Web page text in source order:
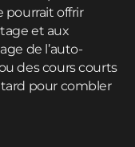
pourrait offrir
et aux
de l’auto-
des cours courts
pour combler